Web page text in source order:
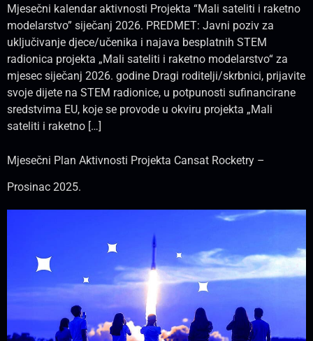
Mjesečni kalendar aktivnosti Projekta “Mali sateliti i raketno
modelarstvo” siječanj 2026. PREDMET: Javni poziv za
uključivanje djece/učenika i najava besplatnih STEM
radionica projekta „Mali sateliti i raketno modelarstvo“ za
mjesec siječanj 2026. godine Dragi roditelji/skrbnici, prijavite
svoje dijete na STEM radionice, u potpunosti sufinancirane
sredstvima EU, koje se provode u okviru projekta „Mali
sateliti i raketno […]
Mjesečni Plan Aktivnosti Projekta Cansat Rocketry –
Prosinac 2025.